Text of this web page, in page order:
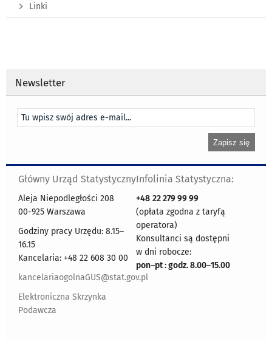
Linki
Newsletter
Główny Urząd Statystyczny
Aleja Niepodległości 208
00-925 Warszawa
Godziny pracy Urzędu: 8.15–
16.15
Kancelaria: +48 22 608 30 00
kancelariaogolnaGUS@stat.gov.pl
Elektroniczna Skrzynka
Podawcza
Infolinia Statystyczna:
+48 22 279 99 99
(opłata zgodna z taryfą
operatora)
Konsultanci są dostępni
w dni robocze:
pon–pt : godz. 8.00–15.00